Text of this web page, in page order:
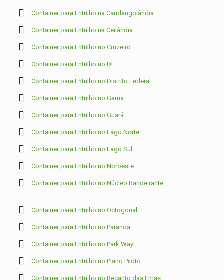
Container para Entulho na Candangolândia
Container para Entulho na Ceilândia
Container para Entulho no Cruzeiro
Container para Entulho no DF
Container para Entulho no Distrito Federal
Container para Entulho no Gama
Container para Entulho no Guará
Container para Entulho no Lago Norte
Container para Entulho no Lago Sul
Container para Entulho no Noroeste
Container para Entulho no Núcleo Bandeirante
Container para Entulho no Octogonal
Container para Entulho no Paranoá
Container para Entulho no Park Way
Container para Entulho no Plano Piloto
Container para Entulho no Recanto das Emas